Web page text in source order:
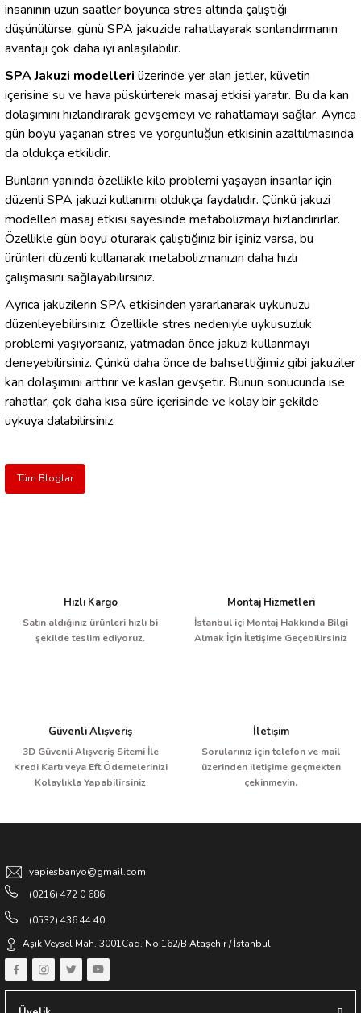
insanının uzun saatler boyunca stres altında çalıştığı
düşünülürse, günü SPA jakuzide rahatlayarak sonlandırmanın
avantajı çok daha iyi anlaşılabilir.
SPA Jakuzi modelleri üzerinde yer alan jetler, küvetin
içerisine su ve hava püskürterek masaj etkisi yaratır. Bu da kan
dolaşımını hızlandırarak gevşemeyi ve rahatlamayı sağlar. Ayrıca
gün boyu yaşanan stres ve yorgunluğun etkisinin azaltılmasında
da oldukça etkilidir.
Bunların yanında özellikle kilo problemi yaşayan insanlar için
düzenli SPA jakuzi kullanımı oldukça faydalıdır. Çünkü jakuzi
modelleri masaj etkisi sayesinde metabolizmayı hızlandırırlar.
Özellikle gün boyu oturarak çalıştığınız bir işiniz varsa, bu
ürünleri düzenli kullanarak metabolizmanızın daha hızlı
çalışmasını sağlayabilirsiniz.
Ayrıca jakuzilerin SPA etkisinden yararlanarak uykunuzu
düzenleyebilirsiniz. Özellikle stres nedeniyle uykusuzluk
problemi yaşıyorsanız, yatmadan önce jakuzi kullanmayı
deneyebilirsiniz. Çünkü daha önce de bahsettiğimiz gibi jakuziler
kan dolaşımını arttırır ve kasları gevşetir. Bunun sonucunda ise
rahatlar, çok daha kısa süre içerisinde ve kolay bir şekilde
uykuya dalabilirsiniz.
Tüm Bloglar
Hızlı Kargo
Satın aldığınız ürünleri hızlı bi
şekilde teslim ediyoruz.
Montaj Hizmetleri
İstanbul içi Montaj Hakkında Bilgi
Almak İçin İletişime Geçebilirsiniz
Güvenli Alışveriş
3D Güvenli Alışveriş Sitemi İle
Kredi Kartı veya Eft Ödemelerinizi
Kolaylıkla Yapabilirsiniz
İletişim
Sorularınız için telefon ve mail
üzerinden iletişime geçmekten
çekinmeyin.
yapiesbanyo@gmail.com
(0216) 472 0 686
(0532) 436 44 40
Aşık Veysel Mah. 3001Cad. No:162/B Ataşehir / İstanbul